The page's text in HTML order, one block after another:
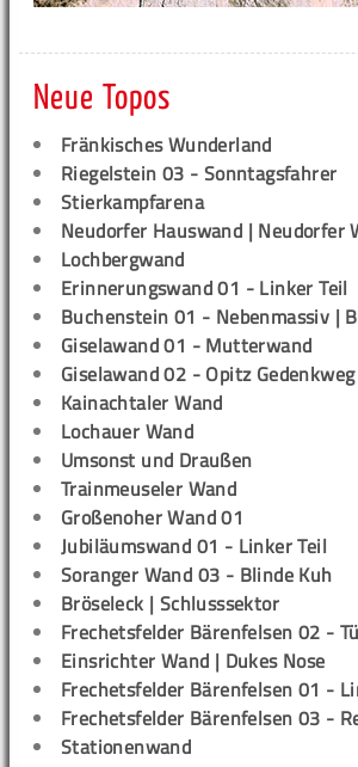
Neue Topos
Fränkisches Wunderland
Riegelstein 03 - Sonntagsfahrer
Stierkampfarena
Neudorfer Hauswand | Neudorfer
Lochbergwand
Erinnerungswand 01 - Linker Teil
Buchenstein 01 - Nebenmassiv |
Giselawand 01 - Mutterwand
Giselawand 02 - Opitz Gedenkweg
Kainachtaler Wand
Lochauer Wand
Umsonst und Draußen
Trainmeuseler Wand
Großenoher Wand 01
Jubiläumswand 01 - Linker Teil
Soranger Wand 03 - Blinde Kuh
Bröseleck | Schlusssektor
Frechetsfelder Bärenfelsen 02 -
Einsrichter Wand | Dukes Nose
Frechetsfelder Bärenfelsen 01 -
Frechetsfelder Bärenfelsen 03 -
Stationenwand